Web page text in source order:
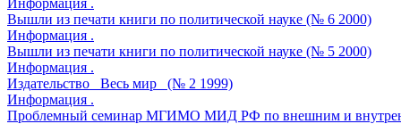
Информация .
Вышли из печати книги по политической науке (№ 6 2000)
Информация .
Вышли из печати книги по политической науке (№ 5 2000)
Информация .
Издательство _Весь мир_ (№ 2 1999)
Информация .
Проблемный семинар МГИМО МИД РФ по внешним и